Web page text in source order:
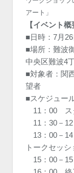
アート」
【イベント概
■日時：7月
■場所：難波
中央区難波4
■対象者：関
望者
■スケジュー
11：00 ス
11：30－
13：00－
トークセッシ
15：00－